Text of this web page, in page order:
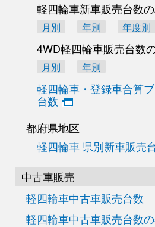
軽四輪車新車販売台数の
月別 年別 年度別
4WD軽四輪車販売台数
月別 年別
軽四輪車・登録車合算
台数
都府県地区
軽四輪車 県別新車販売
中古車販売
軽四輪車中古車販売台数
軽四輪車中古車販売台数の